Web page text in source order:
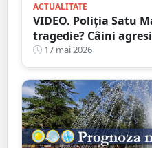
ACTUALITATE
VIDEO. Poliția Satu
tragedie? Câini
pe stradă chiar în
17 mai 2026